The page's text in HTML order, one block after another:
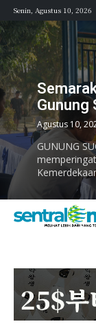
Senin, Agustus 10, 2026
Gunung
Agustus 10,
GUNUNG